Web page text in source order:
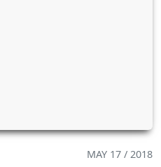
MAY 17 / 2018